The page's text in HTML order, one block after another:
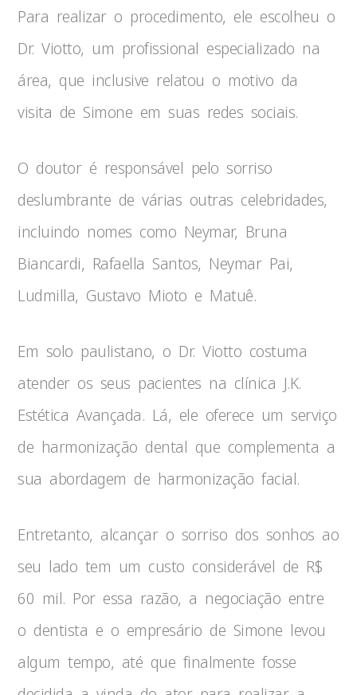
Para realizar o procedimento, ele escolheu o
Dr. Viotto, um profissional especializado na
área, que inclusive relatou o motivo da
visita de Simone em suas redes sociais.
O doutor é responsável pelo sorriso
deslumbrante de várias outras celebridades,
incluindo nomes como Neymar, Bruna
Biancardi, Rafaella Santos, Neymar Pai,
Ludmilla, Gustavo Mioto e Matuê.
Em solo paulistano, o Dr. Viotto costuma
atender os seus pacientes na clínica J.K.
Estética Avançada. Lá, ele oferece um serviço
de harmonização dental que complementa a
sua abordagem de harmonização facial.
Entretanto, alcançar o sorriso dos sonhos ao
seu lado tem um custo considerável de R$
60 mil. Por essa razão, a negociação entre
o dentista e o empresário de Simone levou
algum tempo, até que finalmente fosse